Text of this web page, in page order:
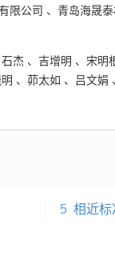
限公司 、 青岛海晟
石杰 、 吉增明 、 宋明
、 茆太如 、 吕文娟
5 相近标